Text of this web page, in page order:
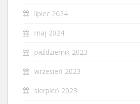
lipiec 2024
maj 2024
październik 2023
wrzesień 2023
sierpień 2023